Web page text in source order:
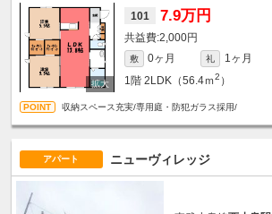
101 7.9万円
2,000円
敷 0ヶ月 礼
1ヶ月
1階 2LDK（56.4ｍ2 ）
収納スペース充実/専用庭・防犯ガラス採用/
アパート ニューヴィレッジ